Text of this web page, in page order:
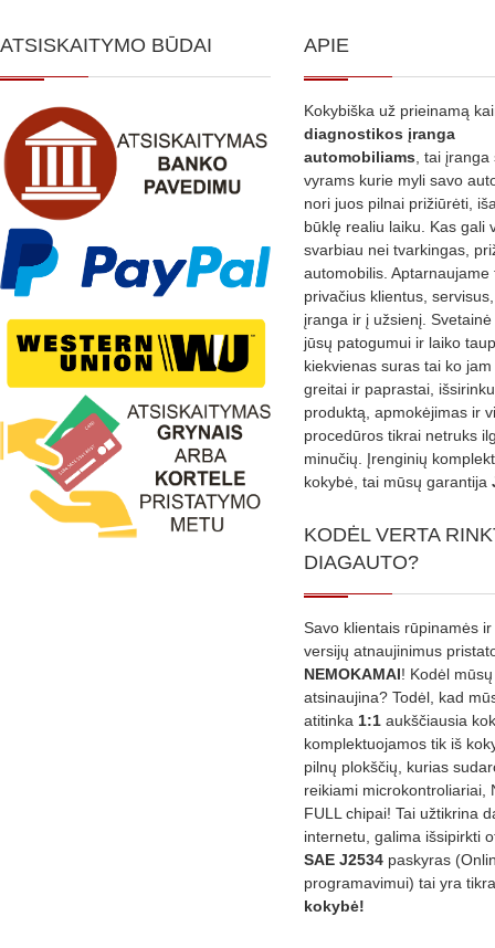
ATSISKAITYMO BŪDAI APIE
Kokybiška už prieinamą
diagnostikos įranga
automobiliams , tai
vyrams kurie myli savo
nori juos pilnai prižiūrėti,
būklę realiu laiku. Kas gali
svarbiau nei tvarkingas,
automobilis. Aptarnaujame
privačius klientus,
įranga ir į užsienį.
jūsų patogumui ir laiko
kiekvienas suras tai ko
greitai ir paprastai,
produktą, apmokėjimas ir
procedūros tikrai netruks
minučių. Įrenginių
kokybė, tai mūsų garantija
KODĖL VERTA
DIAGAUTO?
Savo klientais rūpinamės
versijų atnaujinimus
NEMOKAMAI! Kodėl
atsinaujina? Todėl, kad
atitinka 1:1 aukščiausia
komplektuojamos tik iš
pilnų plokščių, kurias
reikiami microkontroliariai,
FULL chipai! Tai užtikrina
internetu, galima išsipirkti
SAE J2534 paskyras
programavimui) tai yra
kokybė!